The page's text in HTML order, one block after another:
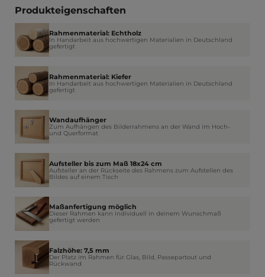
Produkteigenschaften
Rahmenmaterial: Echtholz
In Handarbeit aus hochwertigen Materialien in Deutschland
gefertigt
Rahmenmaterial: Kiefer
In Handarbeit aus hochwertigen Materialien in Deutschland
gefertigt
Wandaufhänger
Zum Aufhängen des Bilderrahmens an der Wand im Hoch-
und Querformat
Aufsteller bis zum Maß 18x24 cm
Aufsteller an der Rückseite des Rahmens zum Aufstellen des
Bildes auf einem Tisch
Maßanfertigung möglich
Dieser Rahmen kann individuell in deinem Wunschmaß
gefertigt werden
Falzhöhe: 7,5 mm
Der Platz im Rahmen für Glas, Bild, Passepartout und
Rückwand